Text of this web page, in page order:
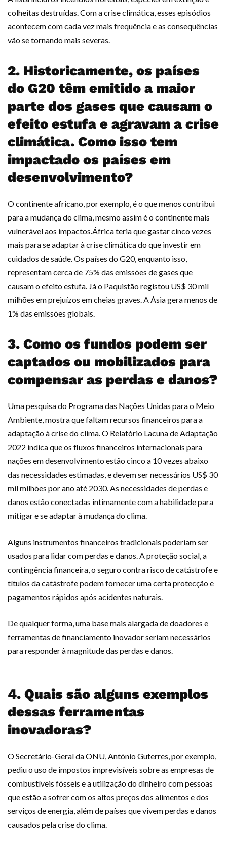
colheitas destruídas. Com a crise climática, esses episódios
acontecem com cada vez mais frequência e as consequências
vão se tornando mais severas.
2. Historicamente, os países
do G20 têm emitido a maior
parte dos gases que causam o
efeito estufa e agravam a crise
climática. Como isso tem
impactado os países em
desenvolvimento?
O continente africano, por exemplo, é o que menos contribui
para a mudança do clima, mesmo assim é o continente mais
vulnerável aos impactos.África teria que gastar cinco vezes
mais para se adaptar à crise climática do que investir em
cuidados de saúde. Os países do G20, enquanto isso,
representam cerca de 75% das emissões de gases que
causam o efeito estufa. Já o Paquistão registou US$ 30 mil
milhões em prejuízos em cheias graves. A Ásia gera menos de
1% das emissões globais.
3. Como os fundos podem ser
captados ou mobilizados para
compensar as perdas e danos?
Uma pesquisa do Programa das Nações Unidas para o Meio
Ambiente, mostra que faltam recursos financeiros para a
adaptação à crise do clima. O Relatório Lacuna de Adaptação
2022 indica que os fluxos financeiros internacionais para
nações em desenvolvimento estão cinco a 10 vezes abaixo
das necessidades estimadas, e devem ser necessários US$ 30
mil milhões por ano até 2030. As necessidades de perdas e
danos estão conectadas intimamente com a habilidade para
mitigar e se adaptar à mudança do clima.
Alguns instrumentos financeiros tradicionais poderiam ser
usados para lidar com perdas e danos. A proteção social, a
contingência financeira, o seguro contra risco de catástrofe e
títulos da catástrofe podem fornecer uma certa protecção e
pagamentos rápidos após acidentes naturais.
De qualquer forma, uma base mais alargada de doadores e
ferramentas de financiamento inovador seriam necessários
para responder à magnitude das perdas e danos.
4. Quais são alguns exemplos
dessas ferramentas
inovadoras?
O Secretário-Geral da ONU, António Guterres, por exemplo,
pediu o uso de impostos imprevisíveis sobre as empresas de
combustíveis fósseis e a utilização do dinheiro com pessoas
que estão a sofrer com os altos preços dos alimentos e dos
serviços de energia, além de países que vivem perdas e danos
causados pela crise do clima.